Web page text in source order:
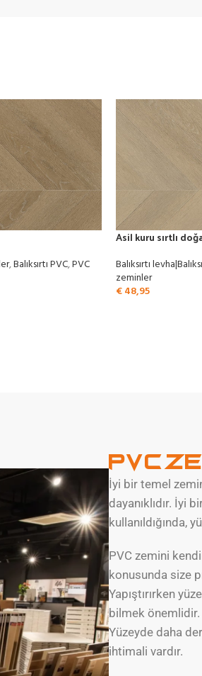
,Balıksırtı PVC,PVC
Asil kuru sırtlı
Balıksırtı
zeminler
€48,95
PVC
İyi bir temel
dayanıklıdır. İyi
kullanıldığında,
PVC zemini
konusunda size
Yapıştırırken
bilmek önemlidir.
Yüzeyde daha
ihtimali vardır.